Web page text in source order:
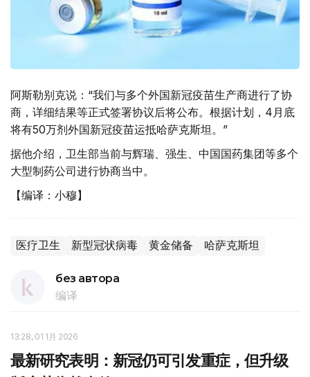
阿斯勒别克说：“我们与多个外国新冠疫苗生产商进行了协
商，详细结果等正式签署协议后将公布。根据计划，4月底
将有50万剂外国新冠疫苗运抵哈萨克斯坦。”
据他介绍，卫生部当前与辉瑞、强生、中国国药集团等多个
大型制药公司进行协商当中。
【编译：小穆】
医疗卫生 新型冠状病毒 黄金储备 哈萨克斯坦
без автора
编译
13:28, 01 1月 2026
最新研究表明：新冠仍可引发重症，但升级